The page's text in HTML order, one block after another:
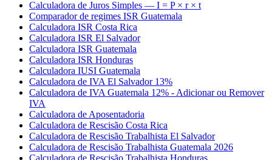
Calculadora de Juros Simples — I = P × r × t
Comparador de regimes ISR Guatemala
Calculadora ISR Costa Rica
Calculadora ISR El Salvador
Calculadora ISR Guatemala
Calculadora ISR Honduras
Calculadora IUSI Guatemala
Calculadora de IVA El Salvador 13%
Calculadora de IVA Guatemala 12% - Adicionar ou Remover
IVA
Calculadora de Aposentadoria
Calculadora de Rescisão Costa Rica
Calculadora de Rescisão Trabalhista El Salvador
Calculadora de Rescisão Trabalhista Guatemala 2026